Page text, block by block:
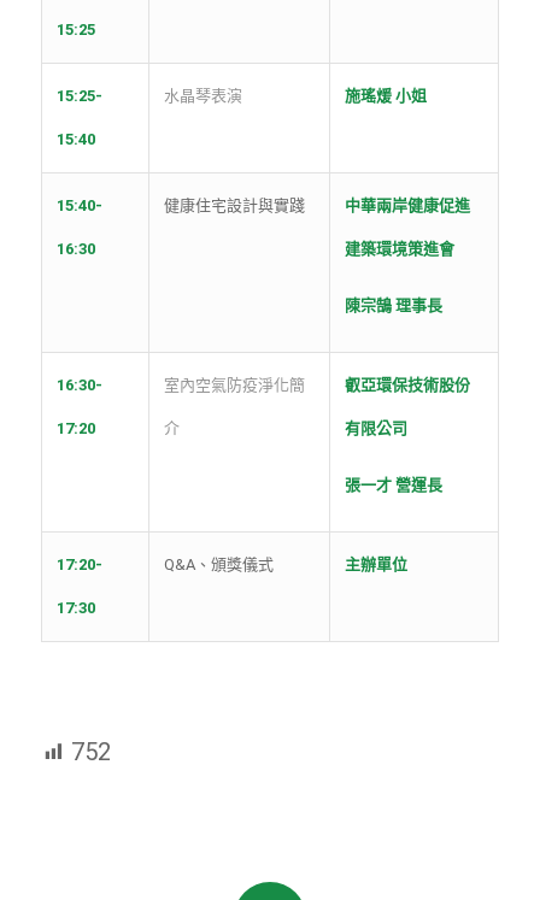
15:25
15:25-
15:40
水晶琴表演 施瑤煖 小姐
15:40-
16:30
健康住宅設計與實踐 中華兩岸健康促進
建築環境策進會
陳宗鵠 理事長
16:30-
17:20
室內空氣防疫淨化簡
介
叡亞環保技術股份
有限公司
張一才 營運長
17:20-
17:30
Q&A、頒獎儀式 主辦單位
752